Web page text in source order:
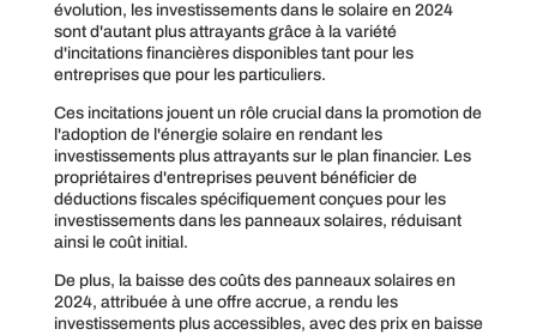
évolution, les investissements dans le solaire en 2024
sont d'autant plus attrayants grâce à la variété
d'incitations financières disponibles tant pour les
entreprises que pour les particuliers.
Ces incitations jouent un rôle crucial dans la promotion de
l'adoption de l'énergie solaire en rendant les
investissements plus attrayants sur le plan financier. Les
propriétaires d'entreprises peuvent bénéficier de
déductions fiscales spécifiquement conçues pour les
investissements dans les panneaux solaires, réduisant
ainsi le coût initial.
De plus, la baisse des coûts des panneaux solaires en
2024, attribuée à une offre accrue, a rendu les
investissements plus accessibles, avec des prix en baisse